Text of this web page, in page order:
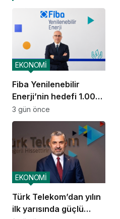
Fiba Yenilenebilir
Enerji’nin hedefi 1.000
MW
EKONOMİ
3 gün önce
Türk Telekom’dan yılın
ilk yarısında güçlü
EKONOMİ